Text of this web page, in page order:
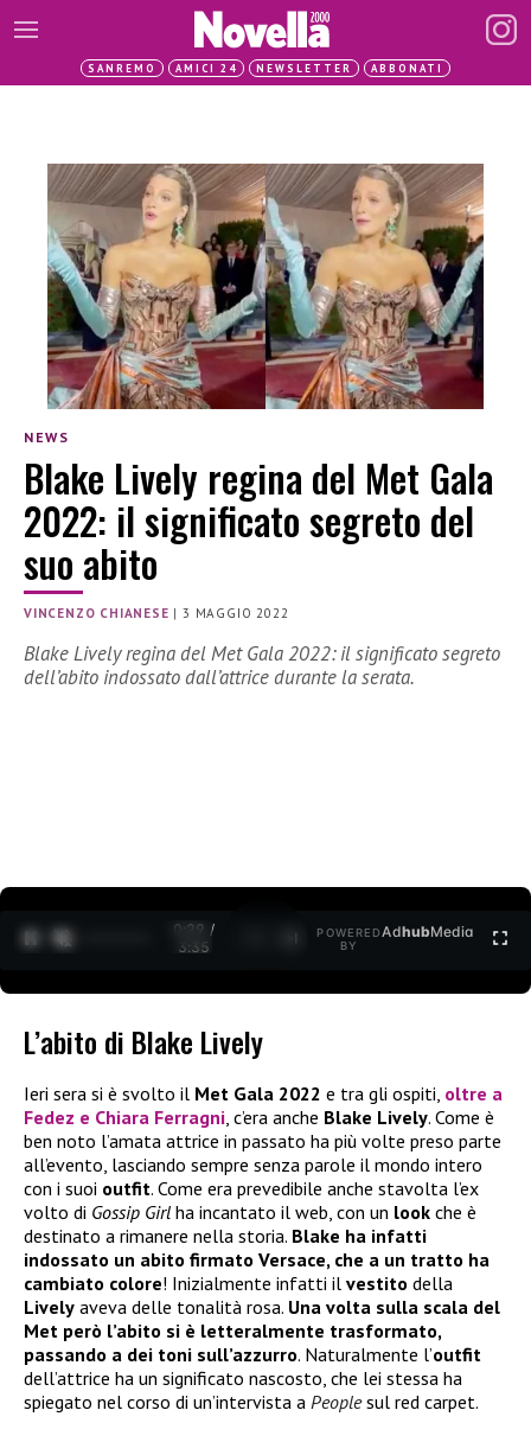
SANREMO AMICI 24 NEWSLETTER ABBONATI
NEWS
Blake Lively regina del Met Gala
2022: il significato segreto del
suo abito
VINCENZO CHIANESE |3 MAGGIO 2022
Blake Lively regina del Met Gala 2022: il significato segreto
dell’abito indossato dall’attrice durante la serata.
0:30 /
3:35
POWERED
BY
AdhubMedia
L’abito di Blake Lively
Ieri sera si è svolto il Met Gala 2022 e tra gli ospiti, oltre a
Fedez e Chiara Ferragni, c’era anche Blake Lively. Come è
ben noto l’amata attrice in passato ha più volte preso parte
all’evento, lasciando sempre senza parole il mondo intero
con i suoi outfit. Come era prevedibile anche stavolta l’ex
volto di Gossip Girl ha incantato il web, con un look che è
destinato a rimanere nella storia. Blake ha infatti
indossato un abito firmato Versace, che a un tratto ha
cambiato colore! Inizialmente infatti il vestito della
Lively aveva delle tonalità rosa. Una volta sulla scala del
Met però l’abito si è letteralmente trasformato,
passando a dei toni sull’azzurro. Naturalmente l’outfit
dell’attrice ha un significato nascosto, che lei stessa ha
spiegato nel corso di un’intervista a Peoplesul red carpet.